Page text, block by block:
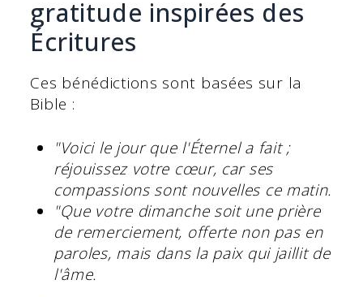
gratitude inspirées des
Écritures
Ces bénédictions sont basées sur la
Bible :
"Voici le jour que l'Éternel a fait ;
réjouissez votre cœur, car ses
compassions sont nouvelles ce matin.
"Que votre dimanche soit une prière
de remerciement, offerte non pas en
paroles, mais dans la paix qui jaillit de
l'âme.